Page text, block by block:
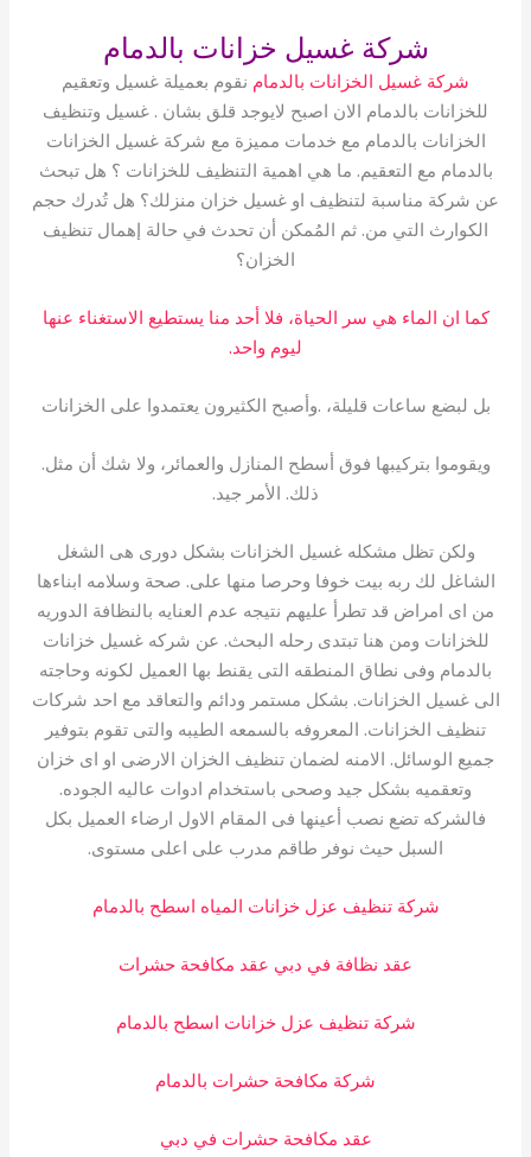
شركة غسيل خزانات بالدمام
شركة غسيل الخزانات بالدمام نقوم بعميلة غسيل وتعقيم
للخزانات بالدمام الان اصبح لايوجد قلق بشان . غسيل وتنظيف
الخزانات بالدمام مع خدمات مميزة مع شركة غسيل الخزانات
بالدمام مع التعقيم. ما هي اهمية التنظيف للخزانات ؟ هل تبحث
عن شركة مناسبة لتنظيف او غسيل خزان منزلك؟ هل تُدرك حجم
الكوارث التي من. ثم المُمكن أن تحدث في حالة إهمال تنظيف
الخزان؟
كما ان الماء هي سر الحياة، فلا أحد منا يستطيع الاستغناء عنها
ليوم واحد.
بل لبضع ساعات قليلة، .وأصبح الكثيرون يعتمدوا على الخزانات
ويقوموا بتركيبها فوق أسطح المنازل والعمائر، ولا شك أن مثل.
ذلك. الأمر جيد.
ولكن تظل مشكله غسيل الخزانات بشكل دورى هى الشغل
الشاغل لك ربه بيت خوفا وحرصا منها على. صحة وسلامه ابناءها
من اى امراض قد تطرأ عليهم نتيجه عدم العنايه بالنظافة الدوريه
للخزانات ومن هنا تبتدى رحله البحث. عن شركه غسيل خزانات
بالدمام وفى نطاق المنطقه التى يقنط بها العميل لكونه وحاجته
الى غسيل الخزانات. بشكل مستمر ودائم والتعاقد مع احد شركات
تنظيف الخزانات. المعروفه بالسمعه الطيبه والتى تقوم بتوفير
جميع الوسائل. الامنه لضمان تنظيف الخزان الارضى او اى خزان
وتعقميه بشكل جيد وصحى باستخدام ادوات عاليه الجوده.
فالشركه تضع نصب أعينها فى المقام الاول ارضاء العميل بكل
السبل حيث نوفر طاقم مدرب على اعلى مستوى.
شركة تنظيف عزل خزانات المياه اسطح بالدمام
عقد نظافة في دبي عقد مكافحة حشرات
شركة تنظيف عزل خزانات اسطح بالدمام
شركة مكافحة حشرات بالدمام
عقد مكافحة حشرات في دبي